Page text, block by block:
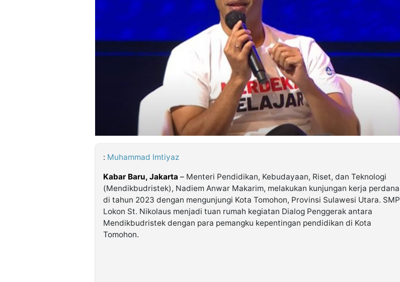
: Muhammad Imtiyaz
Kabar Baru, Jakarta – Menteri Pendidikan, Kebudayaan, Riset, dan Teknologi
(Mendikbudristek), Nadiem Anwar Makarim, melakukan kunjungan kerja perdana
di tahun 2023 dengan mengunjungi Kota Tomohon, Provinsi Sulawesi Utara. SMP
Lokon St. Nikolaus menjadi tuan rumah kegiatan Dialog Penggerak antara
Mendikbudristek dengan para pemangku kepentingan pendidikan di Kota
Tomohon.